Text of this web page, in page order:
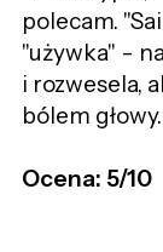
polecam.
"używka" -
i rozwesela,
bólem głowy.
Ocena: 5/10